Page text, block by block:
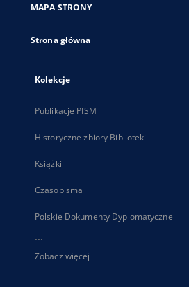
karcie
MAPA STRONY
Strona główna
Kolekcje
Publikacje PISM
Historyczne zbiory Biblioteki
Książki
Czasopisma
Polskie Dokumenty Dyplomatyczne
...
Zobacz więcej